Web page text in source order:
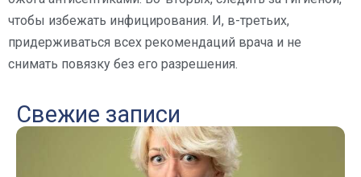
чтобы избежать инфицирования. И, в-третьих,
придерживаться всех рекомендаций врача и не
снимать повязку без его разрешения.
Свежие записи